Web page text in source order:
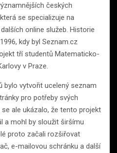
českých
se specializuje na
online služeb. Historie
kdy byl Seznam.cz
tří studentů Matematicko-
v Praze.
bylo vytvořit ucelený seznam
pro potřeby svých
ale ukázalo, že tento projekt
a mohl by sloužit širšímu
proto začali rozšiřovat
e-mailovou schránku a další